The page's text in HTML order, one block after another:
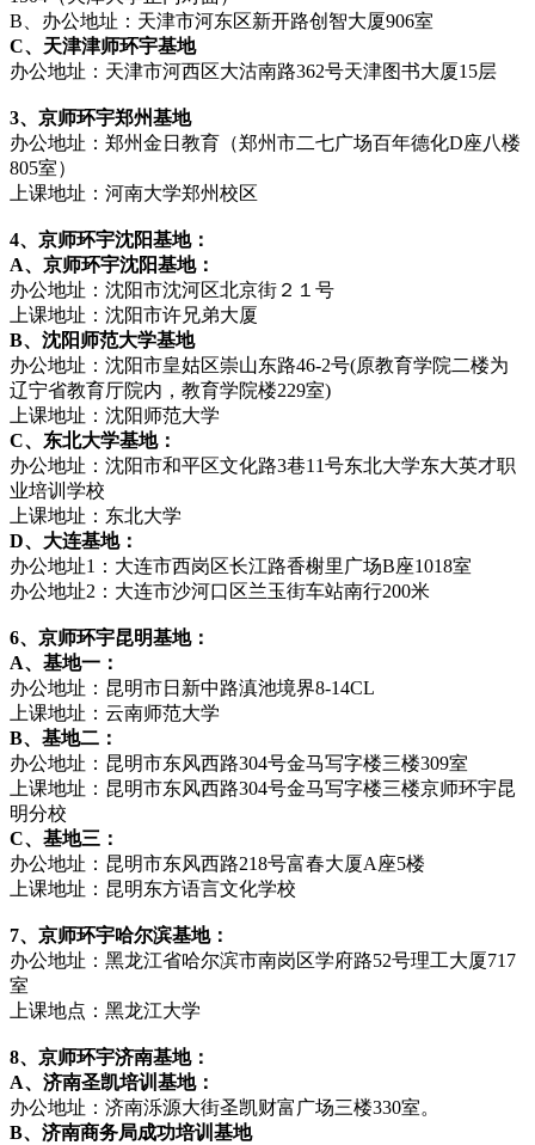
B、办公地址：天津市河东区新开路创智大厦906室
C、天津津师环宇基地
办公地址：天津市河西区大沽南路362号天津图书大厦15层
3、京师环宇郑州基地
办公地址：郑州金日教育（郑州市二七广场百年德化D座八楼
805室）
上课地址：河南大学郑州校区
4、京师环宇沈阳基地：
A、京师环宇沈阳基地：
办公地址：沈阳市沈河区北京街２１号
上课地址：沈阳市许兄弟大厦
B、沈阳师范大学基地
办公地址：沈阳市皇姑区崇山东路46-2号(原教育学院二楼为
辽宁省教育厅院内，教育学院楼229室)
上课地址：沈阳师范大学
C、东北大学基地：
办公地址：沈阳市和平区文化路3巷11号东北大学东大英才职
业培训学校
上课地址：东北大学
D、大连基地：
办公地址1：大连市西岗区长江路香榭里广场B座1018室
办公地址2：大连市沙河口区兰玉街车站南行200米
6、京师环宇昆明基地：
A、基地一：
办公地址：昆明市日新中路滇池境界8-14CL
上课地址：云南师范大学
B、基地二：
办公地址：昆明市东风西路304号金马写字楼三楼309室
上课地址：昆明市东风西路304号金马写字楼三楼京师环宇昆
明分校
C、基地三：
办公地址：昆明市东风西路218号富春大厦A座5楼
上课地址：昆明东方语言文化学校
7、京师环宇哈尔滨基地：
办公地址：黑龙江省哈尔滨市南岗区学府路52号理工大厦717
室
上课地点：黑龙江大学
8、京师环宇济南基地：
A、济南圣凯培训基地：
办公地址：济南泺源大街圣凯财富广场三楼330室。
B、济南商务局成功培训基地